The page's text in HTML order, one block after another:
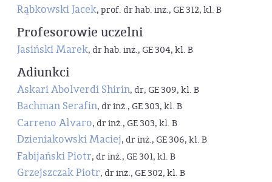
Rąbkowski Jacek, prof. dr hab. inż., GE 312, kl. B
Profesorowie uczelni
Jasiński Marek, dr hab. inż., GE 304, kl. B
Adiunkci
Askari Abolverdi Shirin, dr, GE 309, kl. B
Bachman Serafin, dr inż., GE 303, kl. B
Carreno Alvaro, dr inż., GE 303, kl. B
Dzieniakowski Maciej, dr inż., GE 306, kl. B
Fabijański Piotr, dr inż., GE 301, kl. B
Grzejszczak Piotr, dr inż., GE 302, kl. B